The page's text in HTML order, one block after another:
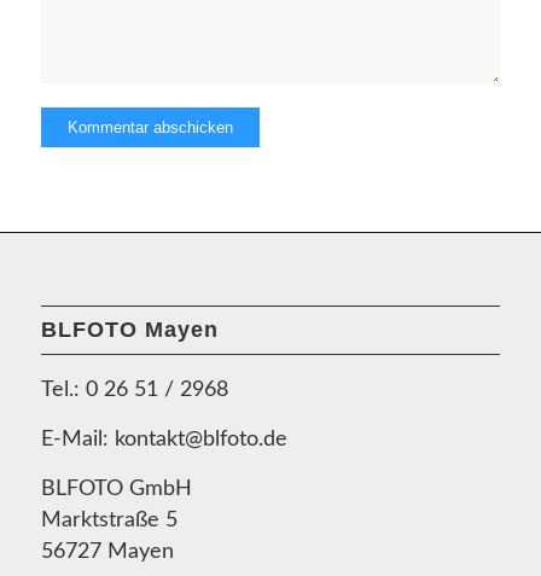
BLFOTO Mayen
Tel.: 0 26 51 / 2968
E-Mail: kontakt@blfoto.de
BLFOTO GmbH
Marktstraße 5
56727 Mayen